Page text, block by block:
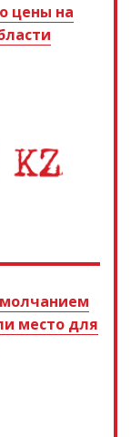
цены на
место для